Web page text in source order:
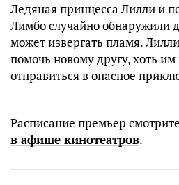
Ледяная принцесса Лилли и
Лимбо случайно обнаружили
может извергать пламя.
помочь новому другу, хоть
отправиться в опасное
Расписание премьер смотрите
в афише кинотеатров.